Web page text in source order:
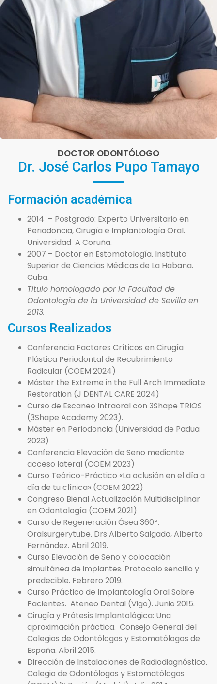
DOCTOR ODONTÓLOGO
Dr. José Carlos Pupo Tamayo
Formación académica
2014 – Postgrado: Experto Universitario en
Periodoncia, Cirugía e Implantología Oral.
Universidad A Coruña.
2007 – Doctor en Estomatología. Instituto
Superior de Ciencias Médicas de La Habana.
Cuba.
Titulo homologado por la Facultad de
Odontología de la Universidad de Sevilla en
2013.
Cursos Realizados
Conferencia Factores Críticos en Cirugía
Plástica Periodontal de Recubrimiento
Radicular (COEM 2024)
Máster the Extreme in the Full Arch Immediate
Restoration (J DENTAL CARE 2024)
Curso de Escaneo Intraoral con 3Shape TRIOS
(3Shape Academy 2023).
Máster en Periodoncia (Universidad de Padua
2023)
Conferencia Elevación de Seno mediante
acceso lateral (COEM 2023)
Curso Teórico-Práctico «La oclusión en el día a
día de tu clínica» (COEM 2022)
Congreso Bienal Actualización Multidisciplinar
en Odontología (COEM 2021)
Curso de Regeneración Ósea 360º.
Oralsurgerytube. Drs Alberto Salgado, Alberto
Fernández. Abril 2019.
Curso Elevación de Seno y colocación
simultánea de implantes. Protocolo sencillo y
predecible. Febrero 2019.
Curso Práctico de Implantología Oral Sobre
Pacientes. Ateneo Dental (Vigo). Junio 2015.
Cirugía y Prótesis Implantológica: Una
aproximación práctica. Consejo General del
Colegios de Odontólogos y Estomatólogos de
España. Abril 2015.
Dirección de Instalaciones de Radiodiagnóstico.
Colegio de Odontólogos y Estomatólogos